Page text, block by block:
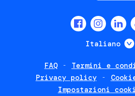
Italiano
FAQ
Termini e
Privacy policy
Impostazioni